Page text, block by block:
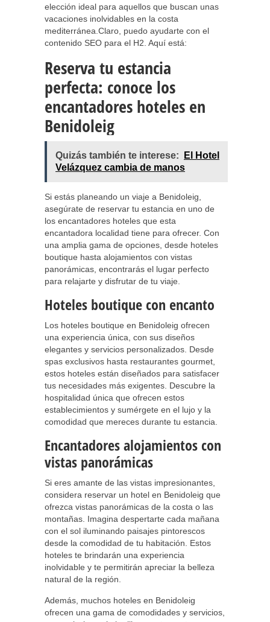
elección ideal para aquellos que buscan unas
vacaciones inolvidables en la costa
mediterránea.Claro, puedo ayudarte con el
contenido SEO para el H2. Aquí está:
Reserva tu estancia
perfecta: conoce los
encantadores hoteles en
Benidoleig
Quizás también te interese:
El Hotel
Velázquez cambia de manos
Si estás planeando un viaje a Benidoleig,
asegúrate de reservar tu estancia en uno de
los encantadores hoteles que esta
encantadora localidad tiene para ofrecer. Con
una amplia gama de opciones, desde hoteles
boutique hasta alojamientos con vistas
panorámicas, encontrarás el lugar perfecto
para relajarte y disfrutar de tu viaje.
Hoteles boutique con encanto
Los hoteles boutique en Benidoleig ofrecen
una experiencia única, con sus diseños
elegantes y servicios personalizados. Desde
spas exclusivos hasta restaurantes gourmet,
estos hoteles están diseñados para satisfacer
tus necesidades más exigentes. Descubre la
hospitalidad única que ofrecen estos
establecimientos y sumérgete en el lujo y la
comodidad que mereces durante tu estancia.
Encantadores alojamientos con
vistas panorámicas
Si eres amante de las vistas impresionantes,
considera reservar un hotel en Benidoleig que
ofrezca vistas panorámicas de la costa o las
montañas. Imagina despertarte cada mañana
con el sol iluminando paisajes pintorescos
desde la comodidad de tu habitación. Estos
hoteles te brindarán una experiencia
inolvidable y te permitirán apreciar la belleza
natural de la región.
Además, muchos hoteles en Benidoleig
ofrecen una gama de comodidades y servicios,